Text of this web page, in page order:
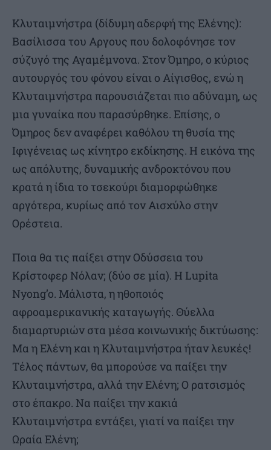
Κλυταιμνήστρα (δίδυμη αδερφή της Ελένης):
Βασίλισσα του Αργους που δολοφόνησε τον
σύζυγό της Αγαμέμνονα. Στον Όμηρο, ο κύριος
αυτουργός του φόνου είναι ο Αίγισθος, ενώ η
Κλυταιμνήστρα παρουσιάζεται πιο αδύναμη, ως
μια γυναίκα που παρασύρθηκε. Επίσης, ο
Όμηρος δεν αναφέρει καθόλου τη θυσία της
Ιφιγένειας ως κίνητρο εκδίκησης. Η εικόνα της
ως απόλυτης, δυναμικής ανδροκτόνου που
κρατά η ίδια το τσεκούρι διαμορφώθηκε
αργότερα, κυρίως από τον Αισχύλο στην
Ορέστεια.
Ποια θα τις παίξει στην Οδύσσεια του
Κρίστοφερ Νόλαν; (δύο σε μία). Η Lupita
Nyong’o. Μάλιστα, η ηθοποιός
αφροαμερικανικής καταγωγής. Θύελλα
διαμαρτυριών στα μέσα κοινωνικής δικτύωσης:
Μα η Ελένη και η Κλυταιμνήστρα ήταν λευκές!
Τέλος πάντων, θα μπορούσε να παίξει την
Κλυταιμνήστρα, αλλά την Ελένη; Ο ρατσισμός
στο έπακρο. Να παίξει την κακιά
Κλυταιμνήστρα εντάξει, γιατί να παίξει την
Ωραία Ελένη;